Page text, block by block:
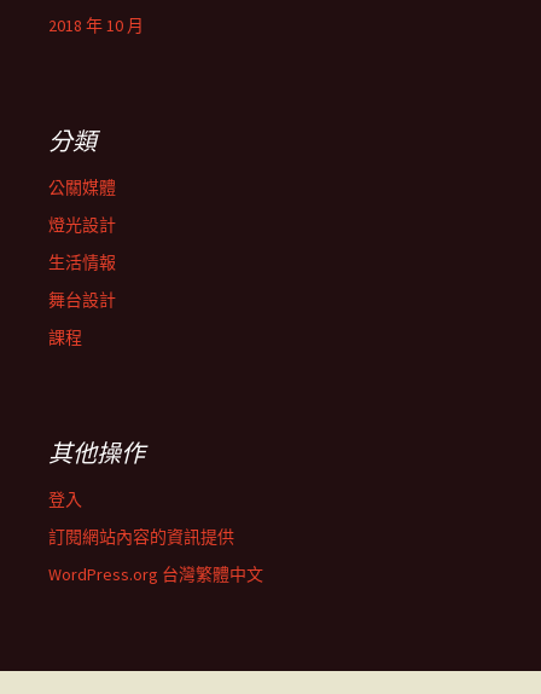
2018 年 10 月
分類
公關媒體
燈光設計
生活情報
舞台設計
課程
其他操作
登入
訂閱網站內容的資訊提供
WordPress.org 台灣繁體中文